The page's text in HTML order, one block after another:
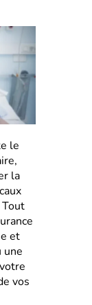
le
la
et
une
vos